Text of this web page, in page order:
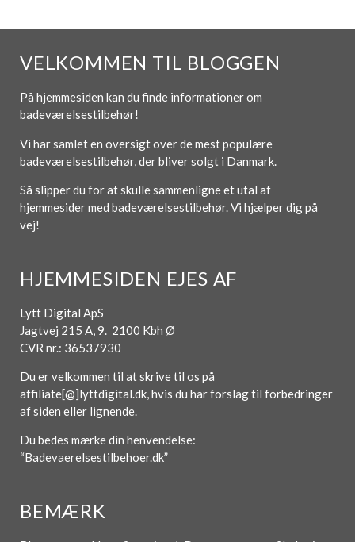
VELKOMMEN TIL BLOGGEN
På hjemmesiden kan du finde informationer om
badeværelsestilbehør!
Vi har samlet en oversigt over de mest populære
badeværelsestilbehør, der bliver solgt i Danmark.
Så slipper du for at skulle sammenligne et utal af
hjemmesider med badeværelsestilbehør. Vi hjælper dig på
vej!
HJEMMESIDEN EJES AF
Lytt Digital ApS
Jagtvej 215 A, 9. 2100 Kbh Ø
CVR nr.: 36537930
Du er velkommen til at skrive til os på
affiliate[@]lyttdigital.dk, hvis du har forslag til forbedringer
af siden eller lignende.
Du bedes mærke din henvendelse:
“Badevaerelsestilbehoer.dk”
BEMÆRK